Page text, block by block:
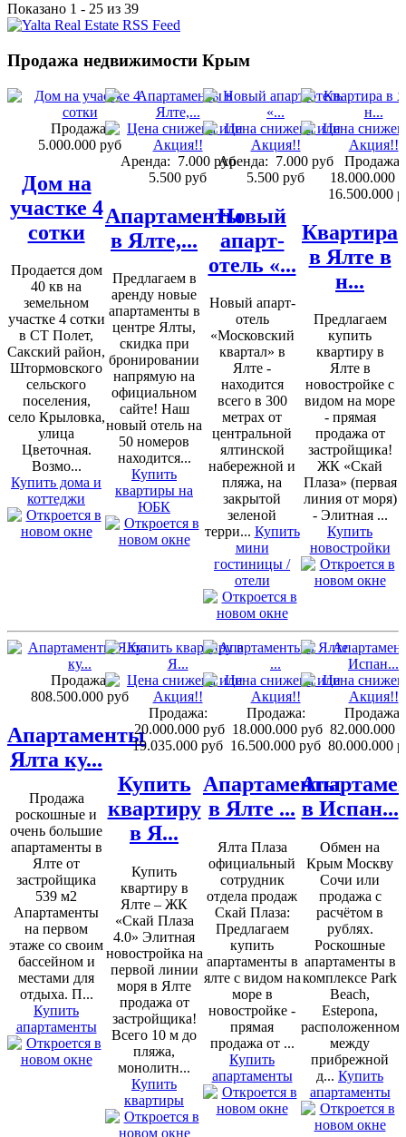
Показано 1 - 25 из 39
Продажа недвижимости Крым
Продажа:
5.000.000 руб
Дом на
участке 4
сотки
Продается дом
40 кв на
земельном
участке 4 сотки
в СТ Полет,
Сакский район,
Штормовского
сельского
поселения,
село Крыловка,
улица
Цветочная.
Возмо...
Купить дома и
коттеджи
Аренда: 7.000 руб
5.500 руб
Апартаменты
в Ялте,...
Предлагаем в
аренду новые
апартаменты в
центре Ялты,
скидка при
бронировании
напрямую на
официальном
сайте! Наш
новый отель на
50 номеров
находится...
Купить
квартиры на
ЮБК
Аренда: 7.000 руб
5.500 руб
Новый
апарт-
отель «...
Новый апарт-
отель
«Московский
квартал» в
Ялте -
находится
всего в 300
метрах от
центральной
ялтинской
набережной и
пляжа, на
закрытой
зеленой
терри... Купить
мини
гостиницы /
отели
Продажа:
18.000.000
16.500.000
Квартира
в Ялте в
н...
Предлагаем
купить
квартиру в
Ялте в
новостройке с
видом на море
- прямая
продажа от
застройщика!
ЖК «Скай
Плаза» (первая
линия от моря)
- Элитная ...
Купить
новостройки
Продажа:
808.500.000 руб
Апартаменты
Ялта ку...
Продажа
роскошные и
очень большие
апартаменты в
Ялте от
застройщика
539 м2
Апартаменты
на первом
этаже со своим
бассейном и
местами для
отдыха. П...
Купить
апартаменты
Продажа:
20.000.000 руб
19.035.000 руб
Купить
квартиру
в Я...
Купить
квартиру в
Ялте – ЖК
«Скай Плаза
4.0» Элитная
новостройка на
первой линии
моря в Ялте
продажа от
застройщика!
Всего 10 м до
пляжа,
монолитн...
Купить
квартиры
Продажа:
18.000.000 руб
16.500.000 руб
Апартаменты
в Ялте ...
Ялта Плаза
официальный
сотрудник
отдела продаж
Скай Плаза:
Предлагаем
купить
апартаменты в
ялте с видом на
море в
новостройке -
прямая
продажа от ...
Купить
апартаменты
Продажа:
82.000.000
80.000.000
в Испан...
Обмен на
Крым Москву
Сочи или
продажа с
расчётом в
рублях.
Роскошные
апартаменты в
комплексе Park
Beach,
Estepona,
расположенном
между
прибрежной
д... Купить
апартаменты